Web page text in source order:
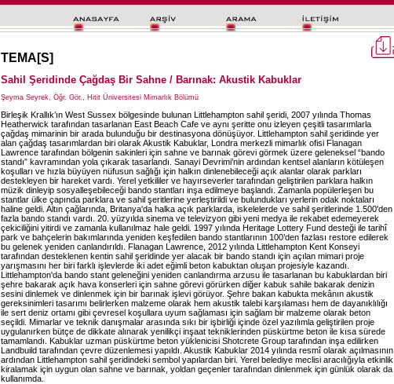
TEMA[S]
Sahil Şeridinde Çağdaş Bir Sahne / Barınak: Akustik Kabuklar
Şeyma Seyrek, Öğr. Gör., Hitit Üniversitesi Mimarlık Bölümü
Birleşik Krallık’ın West Sussex bölgesinde bulunan Littlehampton sahil şeridi, 2007 yılında Thomas
Heatherwick tarafından tasarlanan East Beach Cafe ve aynı şeritte onu izleyen çeşitli tasarımlarla
çağdaş mimarinin bir arada bulunduğu bir destinasyona dönüşüyor. Littlehampton sahil şeridinde yer
alan çağdaş tasarımlardan biri olarak Akustik Kabuklar, Londra merkezli mimarlık ofisi Flanagan
Lawrence tarafından bölgenin sakinleri için sahne ve barınak görevi görmek üzere geleneksel “bando
standı” kavramından yola çıkarak tasarlandı. Sanayi Devrimi’nin ardından kentsel alanların kötüleşen
koşulları ve hızla büyüyen nüfusun sağlığı için halkın dinlenebileceği açık alanlar olarak parkları
destekleyen bir hareket vardı. Yerel yetkililer ve hayırseverler tarafından geliştirilen parklara halkın
müzik dinleyip sosyalleşebileceği bando stantları inşa edilmeye başlandı. Zamanla popülerleşen bu
stantlar ülke çapında parklara ve sahil şeritlerine yerleştirildi ve bulundukları yerlerin odak noktaları
haline geldi. Altın çağlarında, Britanya'da halka açık parklarda, iskelelerde ve sahil şeritlerinde 1.500'den
fazla bando standı vardı. 20. yüzyılda sinema ve televizyon gibi yeni medya ile rekabet edemeyerek
çekiciliğini yitirdi ve zamanla kullanılmaz hale geldi. 1997 yılında Heritage Lottery Fund desteği ile tarihî
park ve bahçelerin bakımlarında yeniden keşfedilen bando stantlarının 100’den fazlası restore edilerek
bu gelenek yeniden canlandırıldı. Flanagan Lawrence, 2012 yılında Littlehampton Kent Konseyi
tarafından desteklenen kentin sahil şeridinde yer alacak bir bando standı için açılan mimari proje
yarışmasını her biri farklı işlevlerde iki adet eğimli beton kabuktan oluşan projesiyle kazandı.
Littlehampton'da bando stant geleneğini yeniden canlandırma arzusu ile tasarlanan bu kabuklardan biri
şehre bakarak açık hava konserleri için sahne görevi görürken diğer kabuk sahile bakarak denizin
sesini dinlemek ve dinlenmek için bir barınak işlevi görüyor. Şehre bakan kabukta mekânın akustik
gereksinimleri tasarımı belirlerken malzeme olarak hem akustik talebi karşılaması hem de dayanıklılığı
ile sert deniz ortamı gibi çevresel koşullara uyum sağlaması için sağlam bir malzeme olarak beton
seçildi. Mimarlar ve teknik danışmalar arasında sıkı bir işbirliği içinde özel yazılımla geliştirilen proje
uygulanırken bütçe de dikkate alınarak yenilikçi inşaat tekniklerinden püskürtme beton ile kısa sürede
tamamlandı. Kabuklar uzman püskürtme beton yüklenicisi Shotcrete Group tarafından inşa edilirken
Landbuild tarafından çevre düzenlemesi yapıldı. Akustik Kabuklar 2014 yılında resmî olarak açılmasının
ardından Littlehampton sahil şeridindeki sembol yapılardan biri. Yerel belediye meclisi aracılığıyla etkinlik
kiralamak için uygun olan sahne ve barınak, yoldan geçenler tarafından dinlenmek için günlük olarak da
kullanımda.